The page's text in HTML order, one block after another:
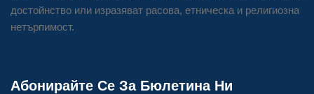
достойнство или изразяват расова, етническа и религиозна
нетърпимост.
Абонирайте Се За Бюлетина Ни